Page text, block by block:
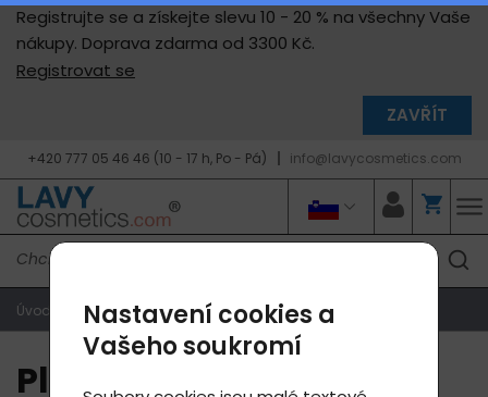
Registrujte se a získejte slevu 10 - 20 % na všechny Vaše
nákupy. Doprava zdarma od 3300 Kč.
Registrovat se
ZAVŘÍT
+420 777 05 46 46 (10 - 17 h, Po - Pá) info@lavycosmetics.com
Úvodní strana Platba
Platba
Nastavení cookies a
Vašeho soukromí